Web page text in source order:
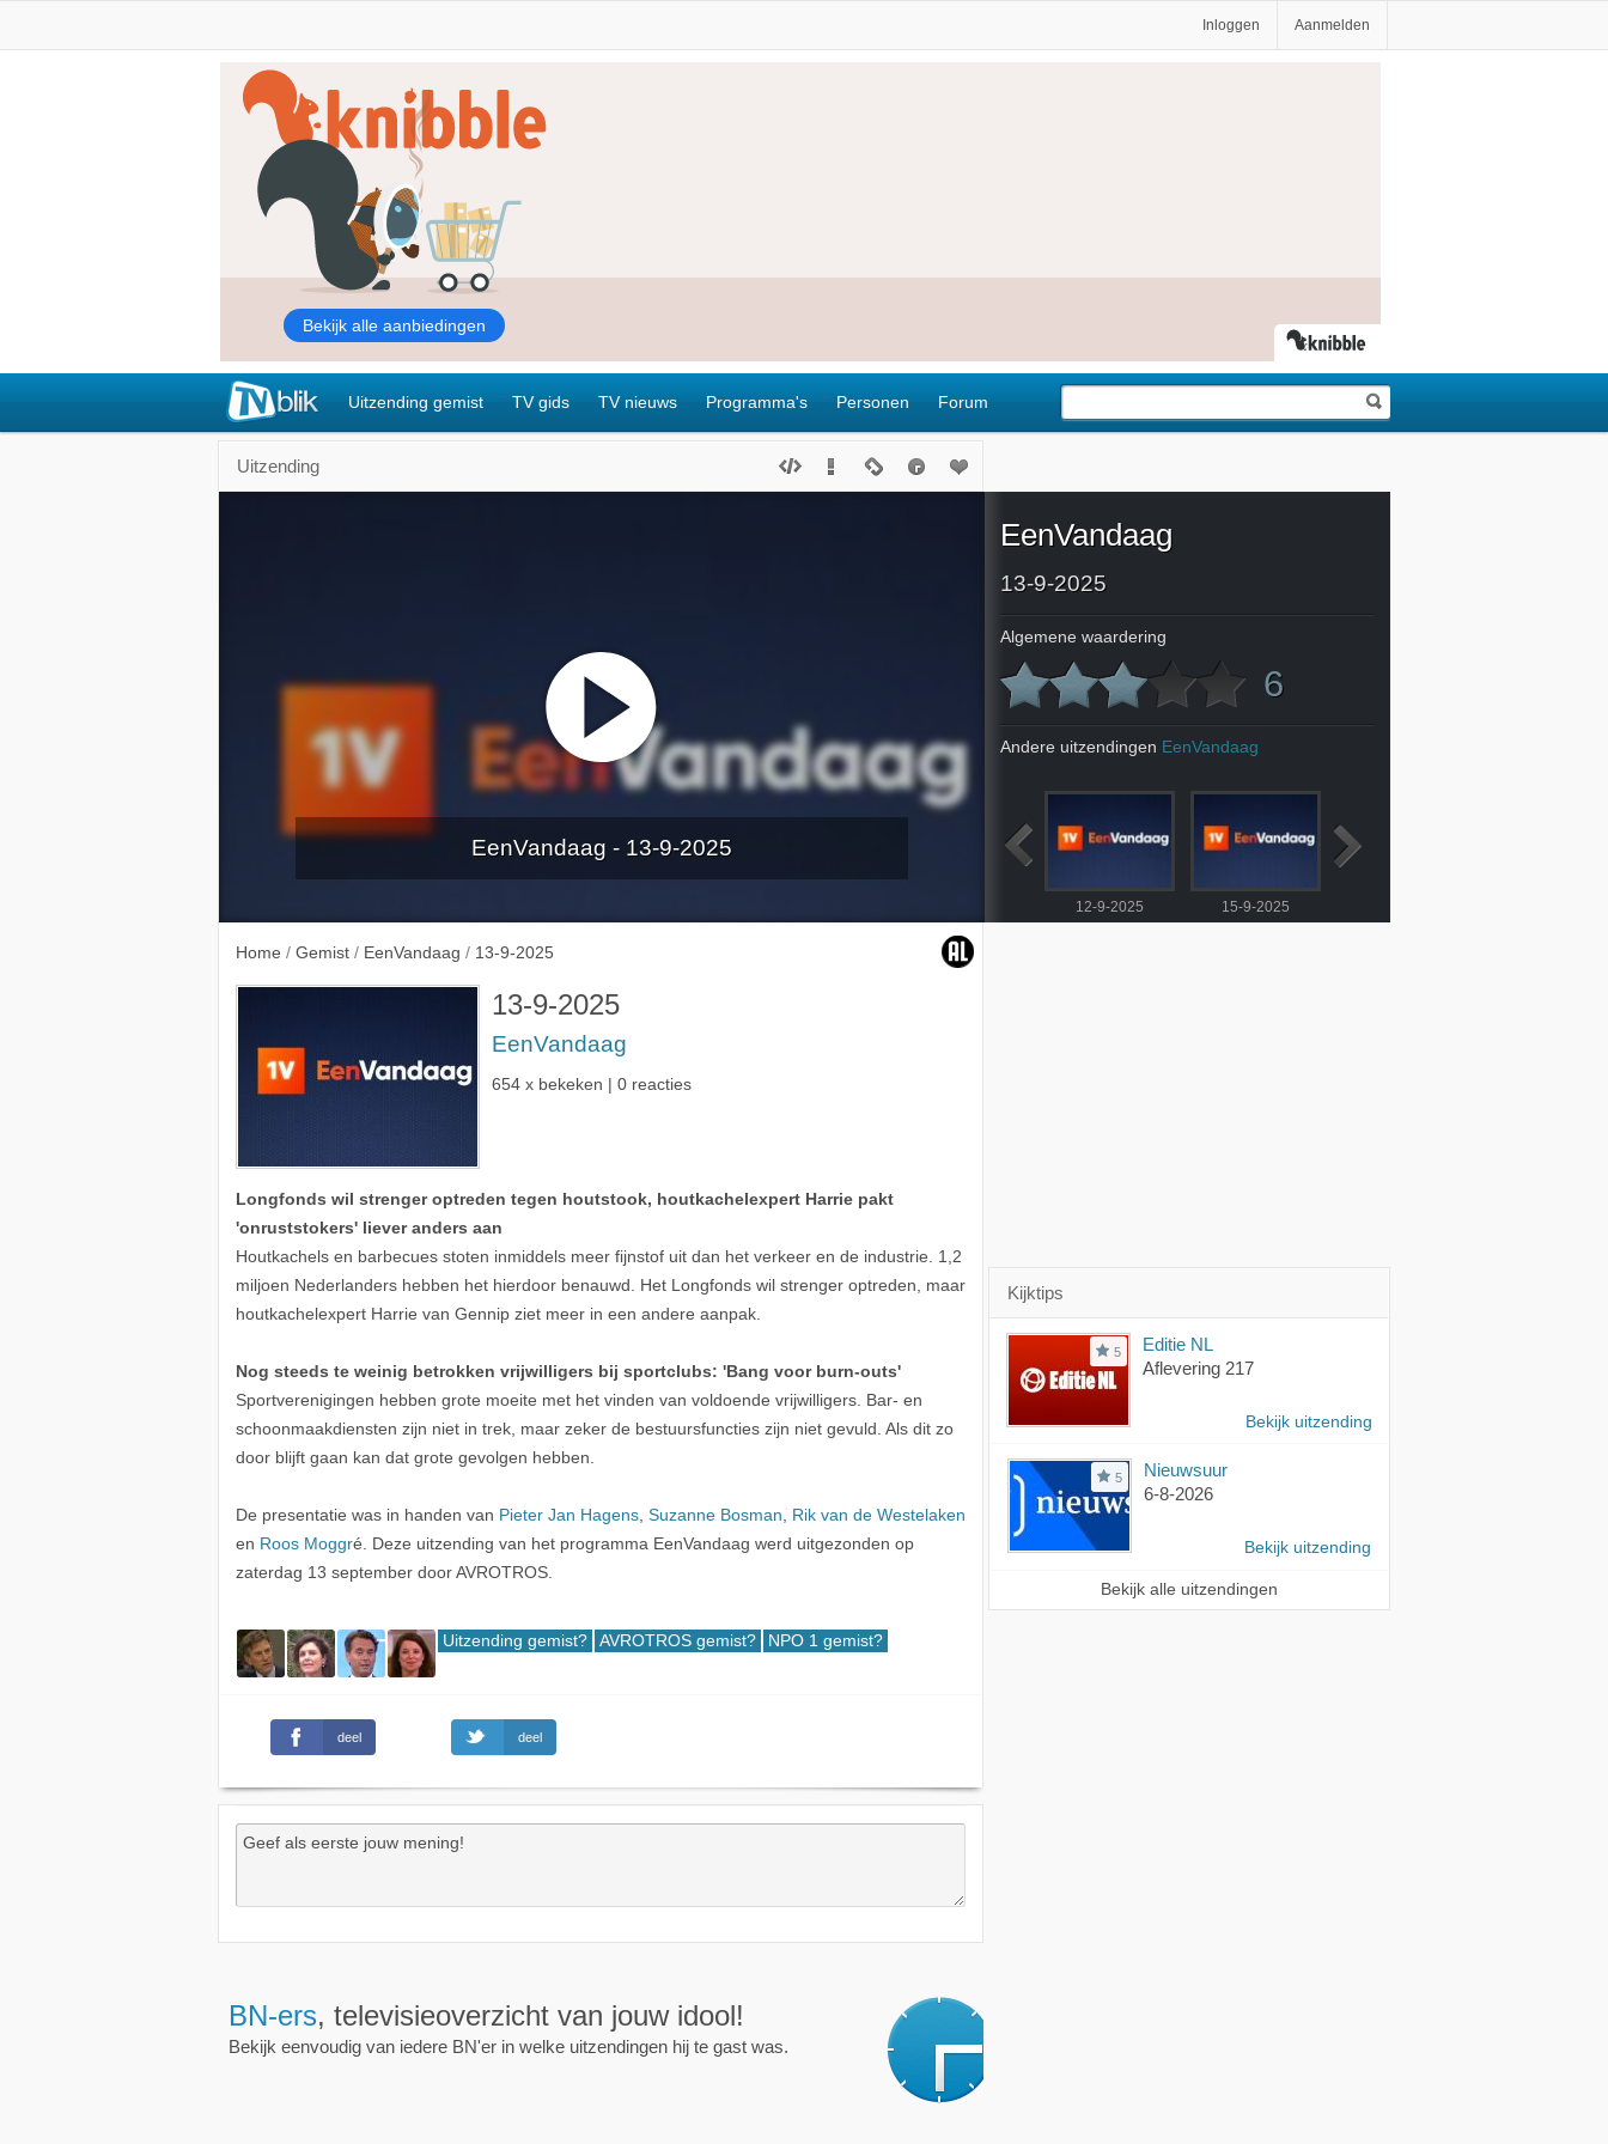
Inloggen Aanmelden
Uitzending gemist TV gids TV nieuws Programma's Personen Forum
Uitzending
EenVandaag - 13-9-2025
Home / Gemist / EenVandaag / 13-9-2025
13-9-2025
EenVandaag
654 x bekeken | 0 reacties
Longfonds wil strenger optreden tegen houtstook, houtkachelexpert Harrie pakt
'onruststokers' liever anders aan
Houtkachels en barbecues stoten inmiddels meer fijnstof uit dan het verkeer en de industrie. 1,2
miljoen Nederlanders hebben het hierdoor benauwd. Het Longfonds wil strenger optreden, maar
houtkachelexpert Harrie van Gennip ziet meer in een andere aanpak.
Nog steeds te weinig betrokken vrijwilligers bij sportclubs: 'Bang voor burn-outs'
Sportverenigingen hebben grote moeite met het vinden van voldoende vrijwilligers. Bar- en
schoonmaakdiensten zijn niet in trek, maar zeker de bestuursfuncties zijn niet gevuld. Als dit zo
door blijft gaan kan dat grote gevolgen hebben.
De presentatie was in handen van Pieter Jan Hagens Suzanne Bosman
Rik van de Westelaken
en Roos Moggré. Deze uitzending van het programma EenVandaag werd uitgezonden op
zaterdag 13 september door AVROTROS.
Uitzending gemist? AVROTROS gemist? NPO 1 gemist?
deel deel
EenVandaag
13-9-2025
Algemene waardering
6
Andere uitzendingen EenVandaag
12-9-2025 15-9-2025
Kijktips
5
Editie NL
Aflevering 217
Bekijk uitzending
5
Nieuwsuur
6-8-2026
Bekijk uitzending
Bekijk alle uitzendingen
Wekkers, altijd op de hoogte!
Zet een wekker op een programma of persoon en je krijgt een mailtje als er een